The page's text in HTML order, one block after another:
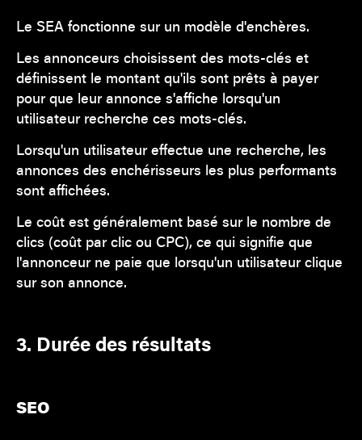
Le SEA fonctionne sur un modèle d'enchères.
Les annonceurs choisissent des mots-clés et
définissent le montant qu'ils sont prêts à payer
pour que leur annonce s'affiche lorsqu'un
utilisateur recherche ces mots-clés.
Lorsqu'un utilisateur effectue une recherche, les
annonces des enchérisseurs les plus performants
sont affichées.
Le coût est généralement basé sur le nombre de
clics (coût par clic ou CPC), ce qui signifie que
l'annonceur ne paie que lorsqu'un utilisateur clique
sur son annonce.
3. Durée des résultats
SEO